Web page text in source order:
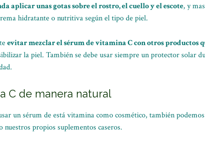
aplicar unas gotas sobre el rostro, el cuello y el escote, y
hidratante o nutritiva según el tipo de piel.
evitar mezclar el sérum de vitamina C con otros productos
la piel. También se debe usar siempre un protector solar
C de manera natural
un sérum de está vitamina como cosmético, también
nuestros propios suplementos caseros.